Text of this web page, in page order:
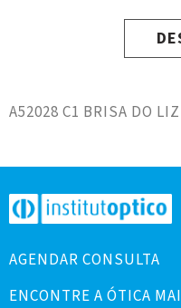
A52028 C1 BRISA DO LIZ
AGENDAR CONSULTA
ENCONTRE A ÓTICA